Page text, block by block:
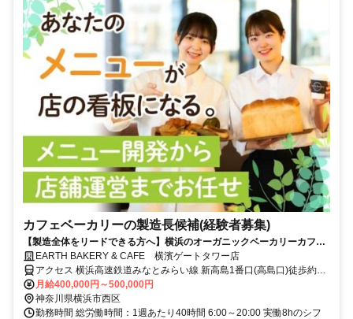
カフェベーカリーの製造長候補(経験者募集)
【製造全体をリードできる方へ】横浜のオーガニックベーカリーカフェ
の中核ポジション
EARTH BAKERY & CAFE 横濱ゲートタワー店
アクセス 横浜高速鉄道みなとみらい線 新高島1番口(高島口)徒歩約1
分、ＪＲ横須賀線 横浜東口徒歩約7分、横浜高速鉄道みなとみらい線
横浜東口徒歩約7分
月給400,000円～500,000円
神奈川県横浜市西区
勤務時間 総労働時間：1週あたり40時間 6:00～20:00 実働8hのシフ